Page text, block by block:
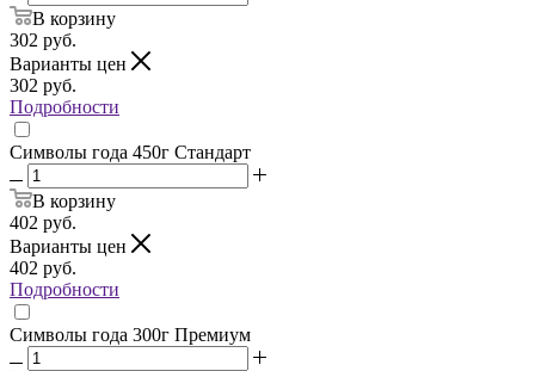
В корзину
302 руб.
Варианты цен
302 руб.
Подробности
Символы года 450г Стандарт
В корзину
402 руб.
Варианты цен
402 руб.
Подробности
Символы года 300г Премиум